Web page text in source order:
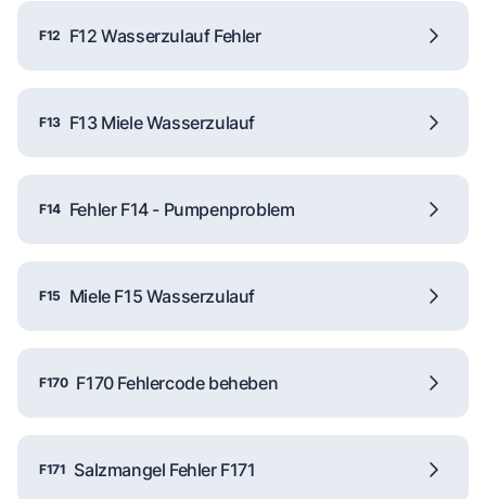
F12 F12 Wasserzulauf Fehler
F13 F13 Miele Wasserzulauf
F14 Fehler F14 - Pumpenproblem
F15 Miele F15 Wasserzulauf
F170 F170 Fehlercode beheben
F171 Salzmangel Fehler F171